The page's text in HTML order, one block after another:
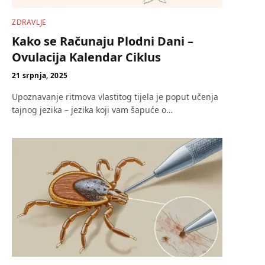
ZDRAVLJE
Kako se Računaju Plodni Dani –
Ovulacija Kalendar Ciklus
21 srpnja, 2025
Upoznavanje ritmova vlastitog tijela je poput učenja
tajnog jezika – jezika koji vam šapuće o…